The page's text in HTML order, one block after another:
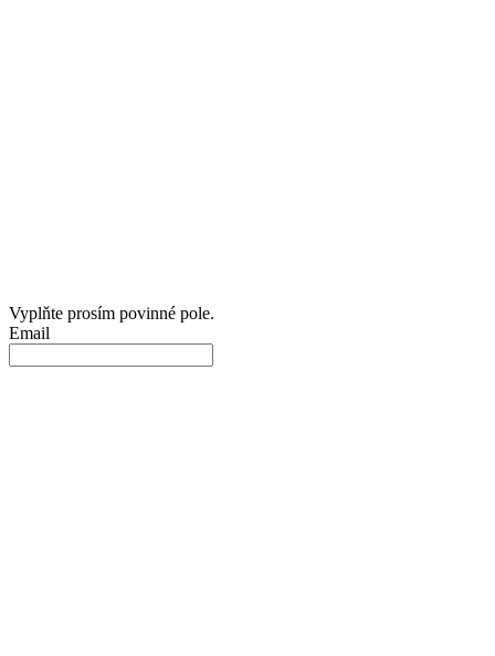
Vyplňte prosím povinné pole.
Email